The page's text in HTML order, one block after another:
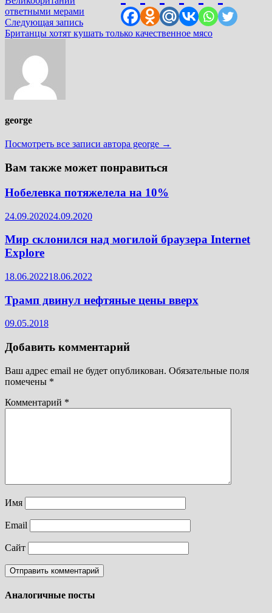
записям
ответными мерами
Следующая записьСледующая
запись:
Британцы хотят кушать только качественное мясо
george
Посмотреть все записи автора george →
Вам также может понравиться
Нобелевка потяжелела на 10%
24.09.202024.09.2020
Мир склонился над могилой браузера Internet
Explore
18.06.202218.06.2022
Трамп двинул нефтяные цены вверх
09.05.2018
Добавить комментарий
Ваш адрес email не будет опубликован. Обязательные поля
помечены *
Комментарий *
Имя
Email
Сайт
Аналогичные посты